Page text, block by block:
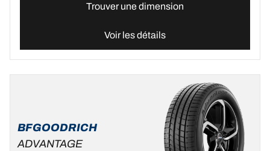
Trouver une dimension
Voir les détails
BFGOODRICH
ADVANTAGE